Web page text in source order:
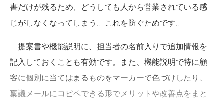
書だけが残るため、どうしても人から営業されている感
じがしなくなってしまう。これを防ぐためです。
提案書や機能説明に、担当者の名前入りで追加情報を
記入しておくことも有効です。また、機能説明で特に顧
客に個別に当てはまるものをマーカーで色づけしたり、
稟議メールにコピペできる形でメリットや改善点をまと